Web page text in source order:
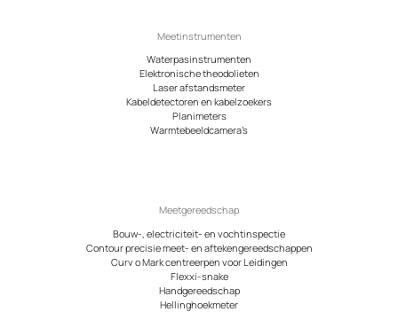
Meetinstrumenten
Waterpasinstrumenten
Elektronische theodolieten
Laser afstandsmeter
Kabeldetectoren en kabelzoekers
Planimeters
Warmtebeeldcamera’s
Meetgereedschap
Bouw-, electriciteit- en vochtinspectie
Contour precisie meet- en aftekengereedschappen
Curv o Mark centreerpen voor Leidingen
Flexxi-snake
Handgereedschap
Hellinghoekmeter